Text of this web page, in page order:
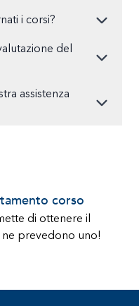
i corsi?
del
assistenza
corso
di ottenere il
ne prevedono uno!